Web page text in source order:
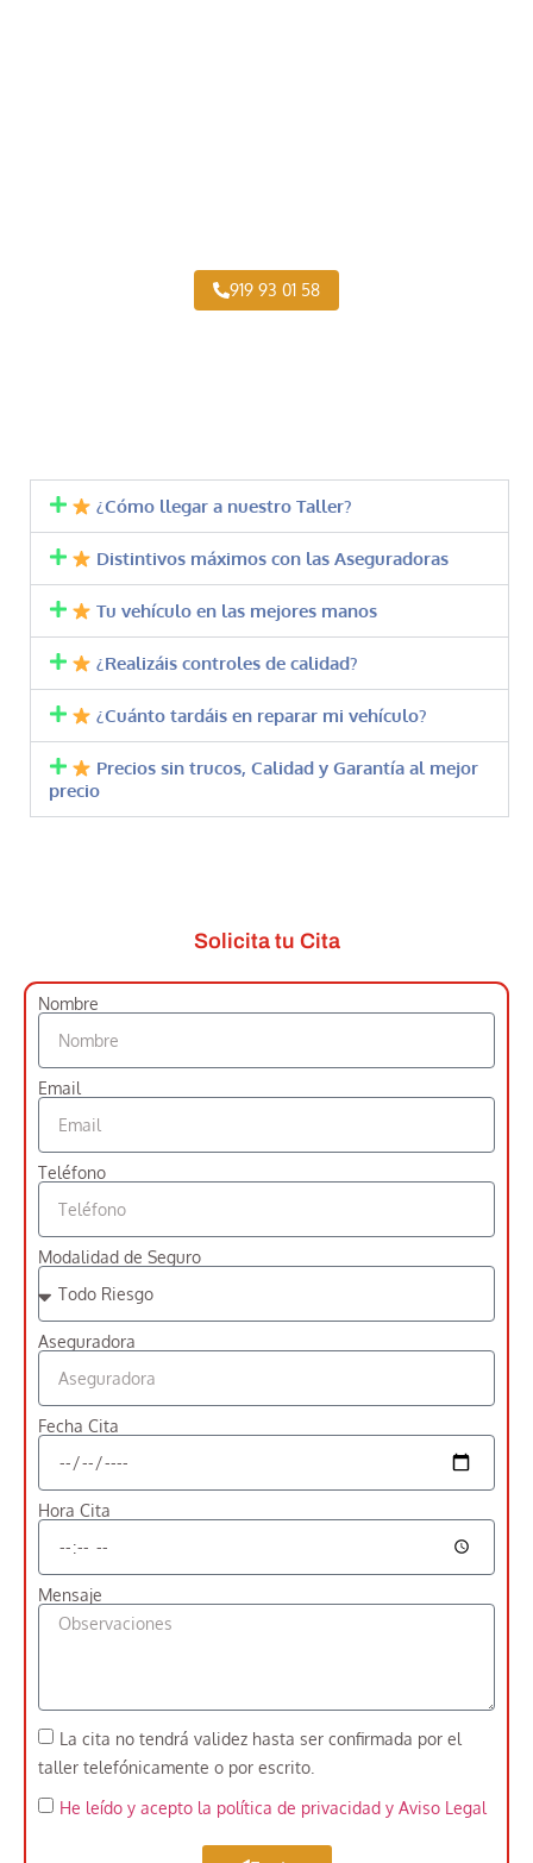
919 93 01 58
¿Cómo llegar a nuestro Taller?
Distintivos máximos con las Aseguradoras
Tu vehículo en las mejores manos
¿Realizáis controles de calidad?
¿Cuánto tardáis en reparar mi vehículo?
Precios sin trucos, Calidad y Garantía al mejor
precio
Solicita tu Cita
Nombre
Email
Teléfono
Modalidad de Seguro
Aseguradora
Fecha Cita
Hora Cita
Mensaje
La cita no tendrá validez hasta ser confirmada por el
taller telefónicamente o por escrito.
He leído y acepto la política de privacidad y Aviso Legal